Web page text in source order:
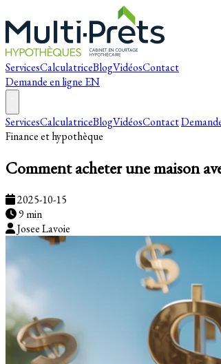
ServicesCalculatriceBlogVidéosContact
Demande en ligne EN
ServicesCalculatriceBlogVidéosContact
Finance et hypothèque
Comment acheter une maison
2025-10-15
9 min
Josee Lavoie